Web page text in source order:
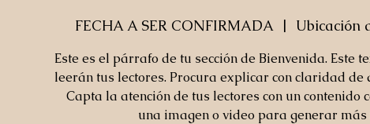
FECHA A SER CONFIRMADA
  |
Ubicación
Este es el párrafo de tu sección de Bienvenida. Este
leerán tus lectores. Procura explicar con claridad de
Capta la atención de tus lectores con un contenido
una imagen o video para generar más